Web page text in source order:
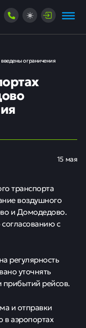
ограничения
15 мая
транспорта
воздушного
и Домодедово.
согласованию с
регулярность
уточнять
прибытий рейсов.
и отправки
аэропортах